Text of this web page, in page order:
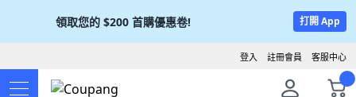
領取您的 $200 首購優惠卷! 打開 App
客服中心
註冊會員
登入